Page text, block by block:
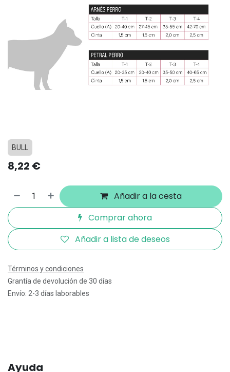
BULL
8,22 €
Añadir a la cesta
Comprar ahora
Añadir a lista de deseos
Términos y condiciones
Grantía de devolución de 30 días
Envío: 2-3 días laborables
Ayuda